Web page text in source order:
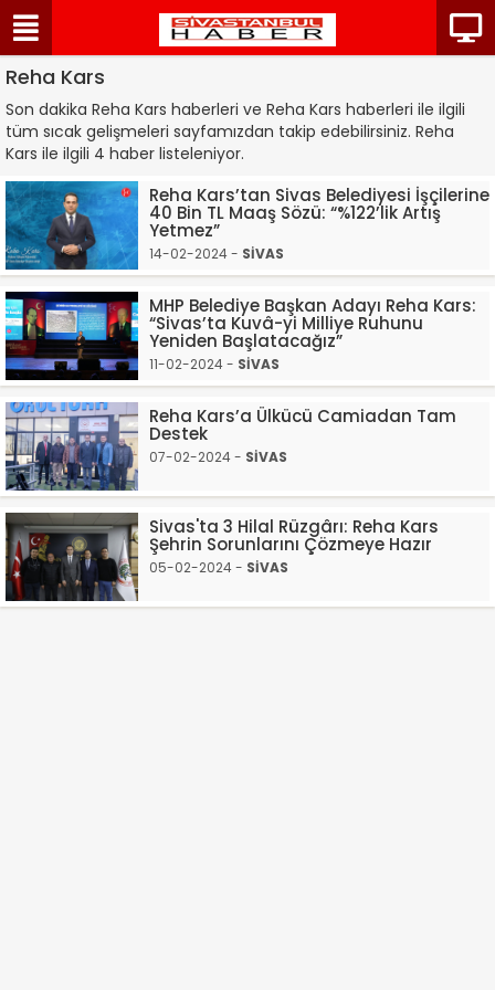
Reha Kars
Son dakika Reha Kars haberleri ve Reha Kars haberleri ile ilgili
tüm sıcak gelişmeleri sayfamızdan takip edebilirsiniz. Reha
Kars ile ilgili 4 haber listeleniyor.
Reha Kars’tan Sivas Belediyesi İşçilerine
40 Bin TL Maaş Sözü: “%122’lik Artış
Yetmez”
14-02-2024 - SİVAS
MHP Belediye Başkan Adayı Reha Kars:
“Sivas’ta Kuvâ-yi Milliye Ruhunu
Yeniden Başlatacağız”
11-02-2024 - SİVAS
Reha Kars’a Ülkücü Camiadan Tam
Destek
07-02-2024 - SİVAS
Sivas'ta 3 Hilal Rüzgârı: Reha Kars
Şehrin Sorunlarını Çözmeye Hazır
05-02-2024 - SİVAS